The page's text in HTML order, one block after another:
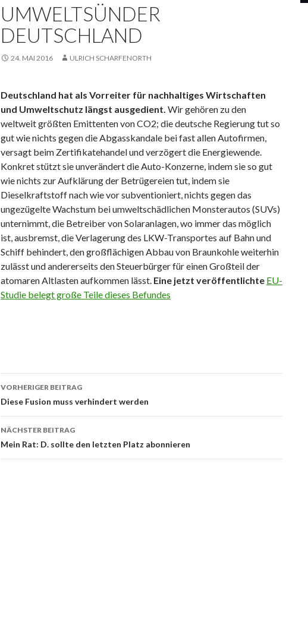
UMWELTSÜNDER
DEUTSCHLAND
24. MAI 2016 ULRICH SCHARFENORTH
Deutschland hat als Vorreiter für nachhaltiges Wirtschaften
und Umweltschutz längst ausgedient. Wir gehören zu den
weltweit größten Emittenten von CO2; die deutsche Regierung tut so
gut wie nichts gegen die Abgasskandale bei fast allen Autofirmen,
versagt beim Zertifikatehandel und verzögert die Energiewende.
Konkret stützt sie unverändert die Auto-Konzerne, indem sie so gut
wie nichts zur Aufklärung der Betrügereien tut, indem sie
Dieselkraftstoff nach wie vor subventioniert, nichts gegen das
ungezügelte Wachstum bei umweltschädlichen Monsterautos (SUVs)
unternimmt, die Betreiber von Solaranlagen, wo immer das möglich
ist, ausbremst, die Verlagerung des LKW-Transportes auf Bahn und
Schiff behindert, den großflächigen Abbau von Braunkohle weiterhin
zulässt und andererseits den Steuerbürger für einen Großteil der
atomaren Altlasten aufkommen lässt. Eine jetzt veröffentlichte EU-
Studie belegt große Teile dieses Befundes
Beitrags-
Navigation
VORHERIGER BEITRAG
Diese Fusion muss verhindert werden
NÄCHSTER BEITRAG
Mein Rat: D. sollte den letzten Platz abonnieren